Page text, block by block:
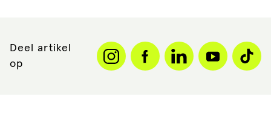
Deel artikel
op